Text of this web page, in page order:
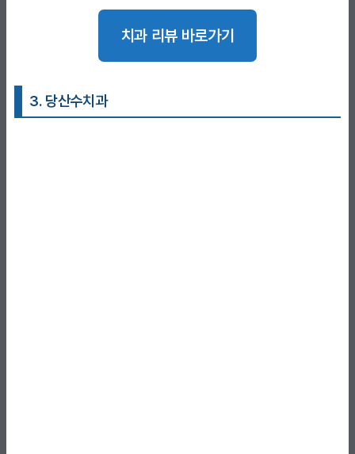
치과 리뷰 바로가기
3. 당산수치과